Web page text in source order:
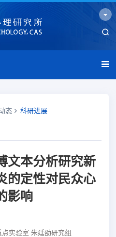
态 科研进展
文本分析研究新
的定性对民众心
影响
实验室 朱廷劭研究组